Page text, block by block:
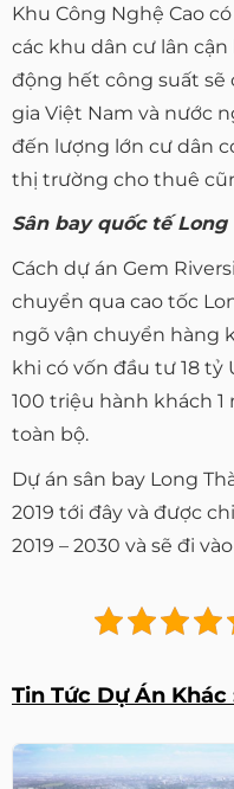
Khu Công Nghệ Cao
các khu dân cư lân
động hết công suất sẽ
gia Việt Nam và nước
đến lượng lớn cư dân
thị trường cho thuê
Sân bay quốc tế Long
Cách dự án Gem
chuyển qua cao tốc
ngõ vận chuyển hàng
khi có vốn đầu tư 18 tỷ
100 triệu hành khách
toàn bộ.
Dự án sân bay Long
2019 tới đây và được
2019 – 2030 và sẽ đi
Tin Tức Dự Án Khác